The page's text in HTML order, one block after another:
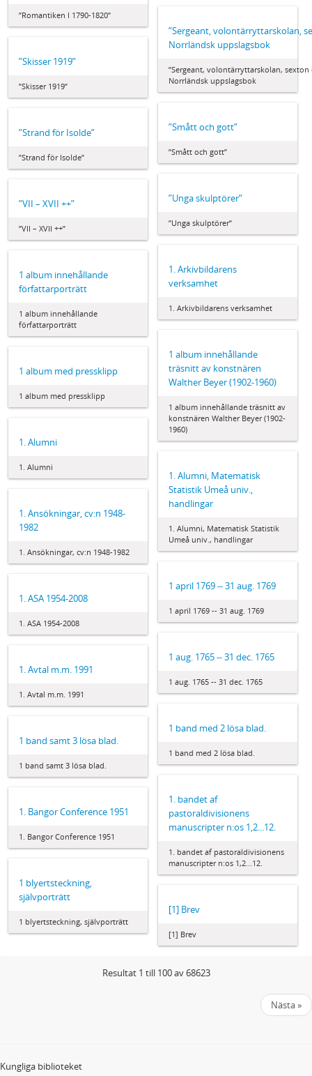
”Romantiken I 1790-1820”
”Sergeant, volontärryttarskolan,
Norrländsk uppslagsbok
”Sergeant, volontärryttarskolan, sexton
Norrländsk uppslagsbok
”Skisser 1919”
”Skisser 1919”
”Smått och gott”
”Smått och gott”
”Strand för Isolde”
”Strand för Isolde”
”Unga skulptörer”
”Unga skulptörer”
”VII – XVII ++”
”VII – XVII ++”
1. Arkivbildarens
verksamhet
1. Arkivbildarens verksamhet
1 album innehållande
författarporträtt
1 album innehållande
författarporträtt
1 album innehållande
träsnitt av konstnären
Walther Beyer (1902-1960)
1 album innehållande träsnitt av
konstnären Walther Beyer (1902-
1960)
1 album med pressklipp
1 album med pressklipp
1. Alumni
1. Alumni
1. Alumni, Matematisk
Statistik Umeå univ.,
handlingar
1. Alumni, Matematisk Statistik
Umeå univ., handlingar
1. Ansökningar, cv:n 1948-
1982
1. Ansökningar, cv:n 1948-1982
1 april 1769 -- 31 aug. 1769
1 april 1769 -- 31 aug. 1769
1. ASA 1954-2008
1. ASA 1954-2008
1 aug. 1765 -- 31 dec. 1765
1 aug. 1765 -- 31 dec. 1765
1. Avtal m.m. 1991
1. Avtal m.m. 1991
1 band med 2 lösa blad.
1 band med 2 lösa blad.
1 band samt 3 lösa blad.
1 band samt 3 lösa blad.
1. bandet af
pastoraldivisionens
manuscripter n:os 1,2...12.
1. bandet af pastoraldivisionens
manuscripter n:os 1,2...12.
1. Bangor Conference 1951
1. Bangor Conference 1951
1 blyertsteckning,
självporträtt
1 blyertsteckning, självporträtt
[1] Brev
[1] Brev
Resultat 1 till 100 av 68623
Nästa »
Kungliga biblioteket